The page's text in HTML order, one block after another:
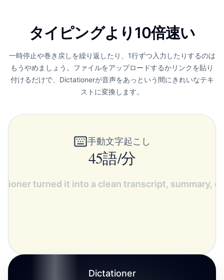
タイピングより10倍速い
一時停止や巻き戻しを繰り返したり、1行ずつ入力したりするのは
もうやめましょう。ファイルをアップロードするかリンクを貼り
付けるだけで、Dictationerが音声をあっという間にきれいなテキ
ストに変換します。
手動文字起こし
45語/分
turned it into a clean transcript,
Dictationer